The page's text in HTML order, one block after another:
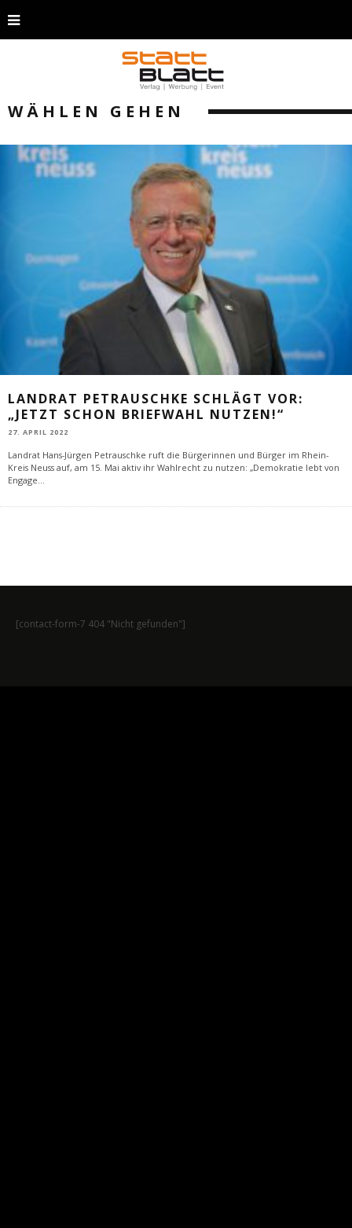
WÄHLEN GEHEN
LANDRAT PETRAUSCHKE SCHLÄGT VOR:
„JETZT SCHON BRIEFWAHL NUTZEN!“
27. APRIL 2022
Landrat Hans-Jürgen Petrauschke ruft die Bürgerinnen und Bürger im Rhein-
Kreis Neuss auf, am 15. Mai aktiv ihr Wahlrecht zu nutzen: „Demokratie lebt von
Engage...
[contact-form-7 404 "Nicht gefunden"]